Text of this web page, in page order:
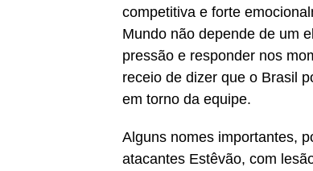
competitiva e forte
Mundo não depende de um
pressão e responder nos
receio de dizer que o Brasil
em torno da equipe.
Alguns nomes importantes,
atacantes Estêvão, com